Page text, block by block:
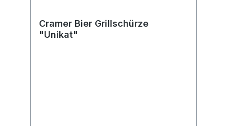
Cramer Bier Grillschürze
"Unikat"